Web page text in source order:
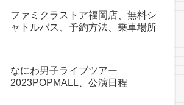
ファミクラストア福岡店、無料シ
ャトルバス、予約方法、乗車場所
なにわ男子ライブツアー
2023POPMALL、公演日程